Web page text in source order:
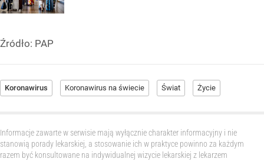
Źródło: PAP
Koronawirus Koronawirus na świecie Świat Życie
Informacje zawarte w serwisie mają wyłącznie charakter informacyjny i nie
stanowią porady lekarskiej, a stosowanie ich w praktyce powinno za każdym
razem być konsultowane na indywidualnej wizycie lekarskiej z lekarzem